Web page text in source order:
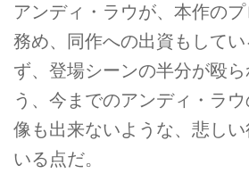
アンディ・ラウが、本作の
務め、同作への出資もして
ず、登場シーンの半分が殴
う、今までのアンディ・ラ
像も出来ないような、悲し
いる点だ。